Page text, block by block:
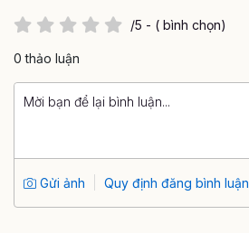
/5 - ( bình chọn)
0 thảo luận
Gửi ảnh Quy định đăng bình luận